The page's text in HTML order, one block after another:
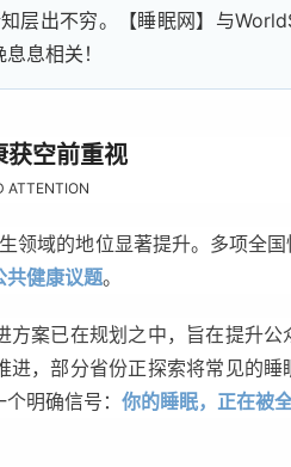
层出不穷。【睡眠网】与
息相关！
空前重视
ATTENTION
领域的地位显著提升。多项全
共健康议题。
方案已在规划之中，旨在提升
进，部分省份正探索将常见的
个明确信号 ： 你的睡眠，正在被